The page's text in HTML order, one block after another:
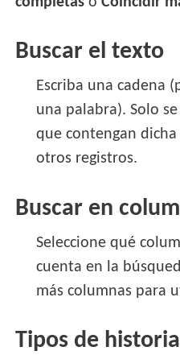
Buscar el texto
Escriba una cadena
una palabra). Solo
que contengan
otros registros.
Buscar en
Seleccione qué
cuenta en la
más columnas para
Tipos de